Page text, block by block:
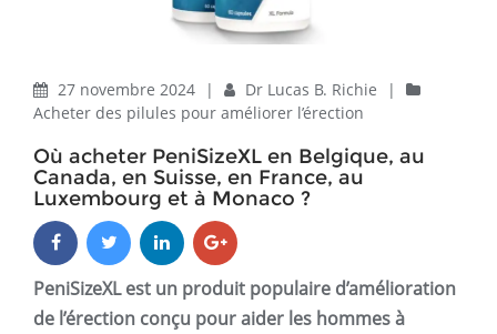
27 novembre 2024 | Dr Lucas B. Richie
|
Acheter des pilules pour améliorer l’érection
Où acheter PeniSizeXL en Belgique, au
Canada, en Suisse, en France, au
Luxembourg et à Monaco ?
PeniSizeXL est un produit populaire d’amélioration
de l’érection conçu pour aider les hommes à